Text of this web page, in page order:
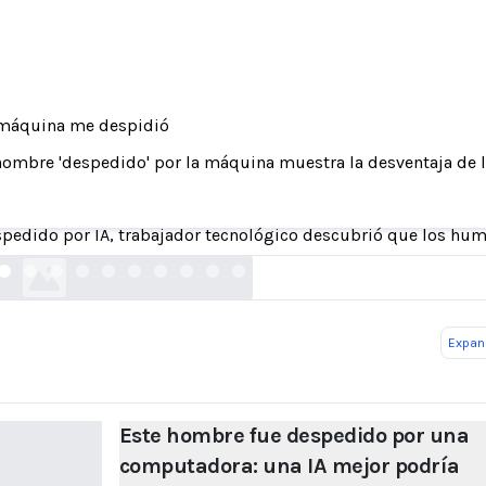
me despidió
'despedido' por la máquina muestra la desventaja de
por IA, trabajador tecnológico descubrió que los
fue despedido por una computadora: una
independent.co.uk
Este hombre fue despedido por una
computadora: una IA mejor podría